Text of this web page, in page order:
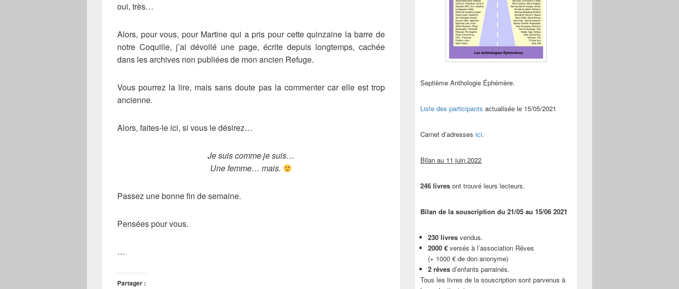
oui, très…
Alors, pour vous, pour Martine qui a pris pour cette quinzaine la barre de
notre Coquille, j’ai dévoilé une page, écrite depuis longtemps, cachée
dans les archives non publiées de mon ancien Refuge.
Vous pourrez la lire, mais sans doute pas la commenter car elle est trop
ancienne.
Alors, faites-le ici, si vous le désirez…
Je suis comme je suis…
Une femme… mais.
Passez une bonne fin de semaine.
Pensées pour vous.
…
Partager :
Septième Anthologie Éphémère.
Liste des participants actualisée le 15/05/2021
Carnet d’adresses ici.
Bilan au 11 juin 2022
246 livres ont trouvé leurs lecteurs.
Bilan de la souscription du 21/05 au 15/06 2021
230 livres vendus.
2000 € versés à l’association Rêves
(+ 1000 € de don anonyme)
2 rêves d’enfants parrainés.
Tous les livres de la souscription sont parvenus à